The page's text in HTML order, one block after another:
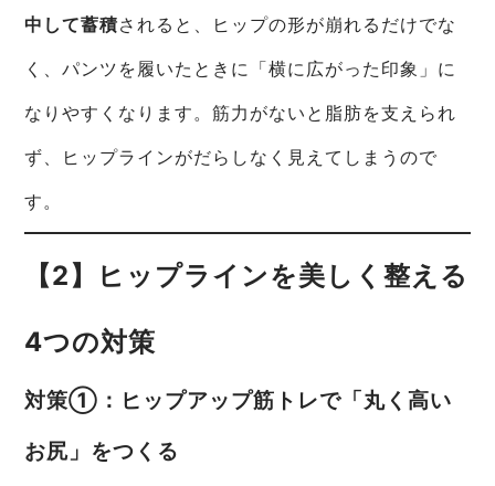
中して蓄積されると、ヒップの形が崩れるだけでな
く、パンツを履いたときに「横に広がった印象」に
なりやすくなります。筋力がないと脂肪を支えられ
ず、ヒップラインがだらしなく見えてしまうので
す。
【2】ヒップラインを美しく整える
4つの対策
対策①：ヒップアップ筋トレで「丸く高い
お尻」をつくる